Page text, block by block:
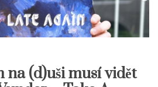
na (d)uši musí vidět